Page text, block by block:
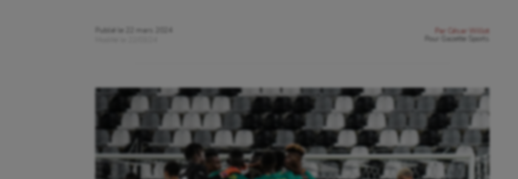
Publié le
22 mars 2024
Par
César Willot
Gazette Sports